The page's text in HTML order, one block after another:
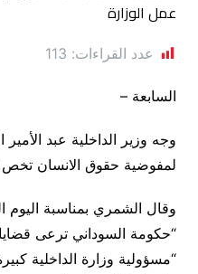
عدد القراءات: 113
السابعة –
وجه وزير الداخلية عبد
لمفوضية حقوق الانسان تخص
وقال الشمري بمناسبة اليوم
“حكومة السوداني ترعى
“مسؤولية وزارة الداخلية